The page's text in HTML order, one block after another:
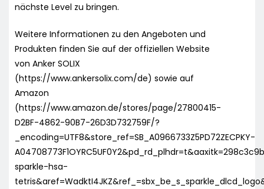
nächste Level zu bringen.
Weitere Informationen zu den Angeboten und
Produkten finden Sie auf der offiziellen Website
von Anker SOLIX
(https://www.ankersolix.com/de) sowie auf
Amazon
(https://www.amazon.de/stores/page/27800415-
D2BF-4862-90B7-26D3D732759F/?
_encoding=UTF8&store_ref=SB_A0966733Z5PD72ZECPKY-
sparkle-hsa-